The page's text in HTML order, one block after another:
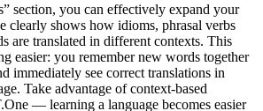
section, you can effectively expand your
clearly shows how idioms, phrasal verbs
are translated in different contexts. This
easier: you remember new words together
immediately see correct translations in
Take advantage of context-based
— learning a language becomes easier